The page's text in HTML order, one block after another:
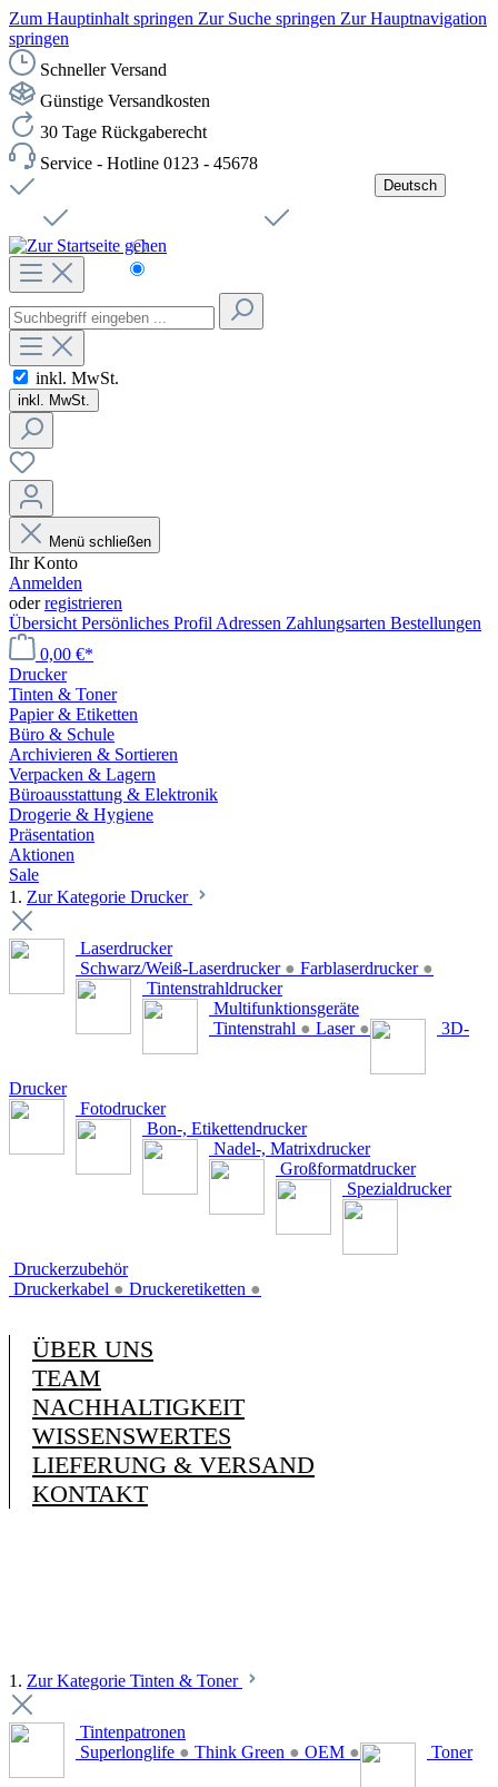
Zum Hauptinhalt springen Zur Suche springen Zur Hauptnavigation
springen
Schneller Versand
Günstige Versandkosten
30 Tage Rückgaberecht
Service - Hotline 0123 - 45678
Deutsch
Čeština
inkl. MwSt.
inkl. MwSt.
Menü schließen
Ihr Konto
Anmelden
oderregistrieren
Übersicht Persönliches Profil Adressen Zahlungsarten Bestellungen
0,00 €*
Drucker
Tinten & Toner
Papier & Etiketten
Büro & Schule
Archivieren & Sortieren
Verpacken & Lagern
Büroausstattung & Elektronik
Drogerie & Hygiene
Präsentation
Aktionen
Sale
1. Zur Kategorie Drucker
Laserdrucker
Schwarz/Weiß-Laserdrucker ● Farblaserdrucker ●
Tintenstrahldrucker
Multifunktionsgeräte
Tintenstrahl ● Laser ● 3D-
Drucker
Fotodrucker
Bon-, Etikettendrucker
Nadel-, Matrixdrucker
Großformatdrucker
Spezialdrucker
Druckerzubehör
Druckerkabel ● Druckeretiketten ●
ÜBER UNS
TEAM
NACHHALTIGKEIT
WISSENSWERTES
LIEFERUNG & VERSAND
KONTAKT
1. Zur Kategorie Tinten & Toner
Tintenpatronen
Superlonglife ● Think Green ● OEM ● Toner